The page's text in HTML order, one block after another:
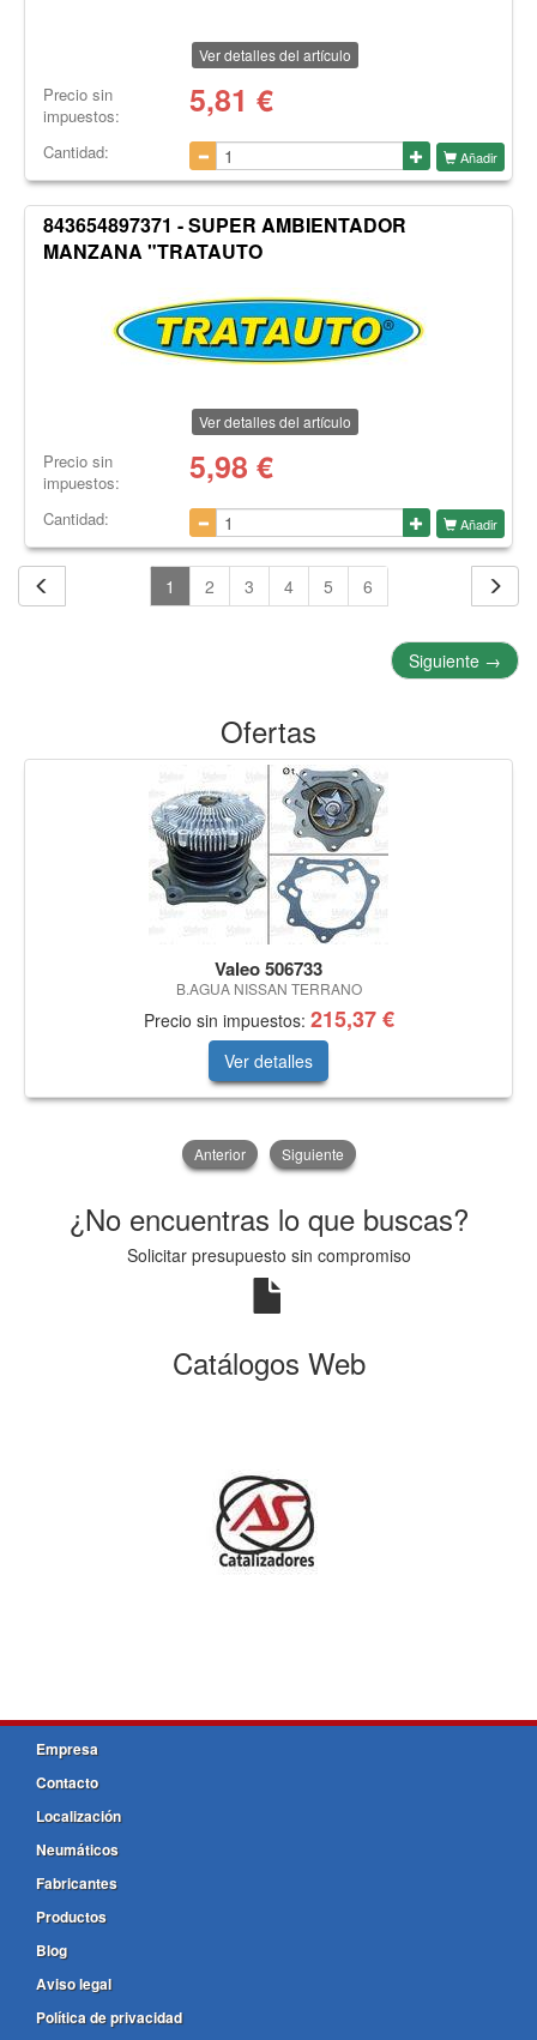
Ver detalles del artículo
Precio sin
impuestos:
5,81 €
Cantidad: Añadir
843654897371 - SUPER AMBIENTADOR
MANZANA "TRATAUTO
Ver detalles del artículo
Precio sin
impuestos:
5,98 €
Cantidad: Añadir
1 2 3 4 5 6
Siguiente →
Ofertas
Valeo 506733
B.AGUA NISSAN TERRANO
Precio sin impuestos: 215,37 €
Ver detalles
Anterior Siguiente
¿No encuentras lo que buscas?
Solicitar presupuesto sin compromiso
Catálogos Web
Empresa
Contacto
Localización
Neumáticos
Fabricantes
Productos
Blog
Aviso legal
Política de privacidad